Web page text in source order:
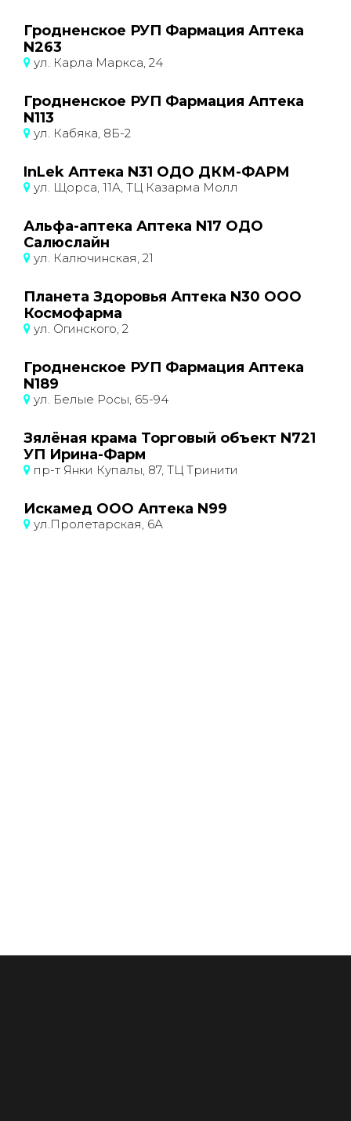
Гродненское РУП Фармация Аптека
N263
ул. Карла Маркса, 24
Гродненское РУП Фармация Аптека
N113
ул. Кабяка, 8Б-2
InLek Аптека N31 ОДО ДКМ-ФАРМ
ул. Щорса, 11А, ТЦ Казарма Молл
Альфа-аптека Аптека N17 ОДО
Салюслайн
ул. Калючинская, 21
Планета Здоровья Аптека N30 ООО
Космофарма
ул. Огинского, 2
Гродненское РУП Фармация Аптека
N189
ул. Белые Росы, 65-94
Зялёная крама Торговый объект N721
УП Ирина-Фарм
пр-т Янки Купалы, 87, ТЦ Тринити
Искамед ООО Аптека N99
ул.Пролетарская, 6А